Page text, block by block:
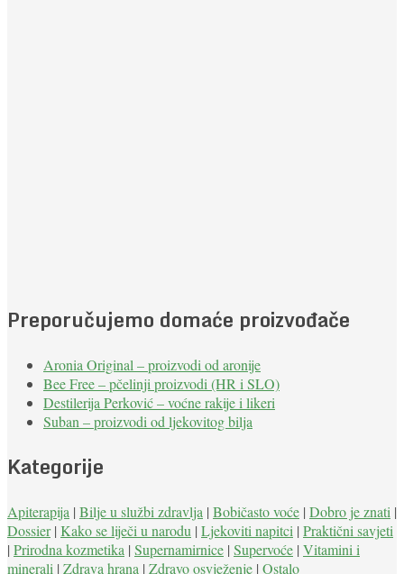
Preporučujemo domaće proizvođače
Aronia Original – proizvodi od aronije
Bee Free – pčelinji proizvodi (HR i SLO)
Destilerija Perković – voćne rakije i likeri
Suban – proizvodi od ljekovitog bilja
Kategorije
Apiterapija | Bilje u službi zdravlja | Bobičasto voće | Dobro je znati |
Dossier| Kako se liječi u narodu | Ljekoviti napitci | Praktični savjeti
| Prirodna kozmetika | Supernamirnice | Supervoće | Vitamini i
minerali | Zdrava hrana | Zdravo osvježenje | Ostalo